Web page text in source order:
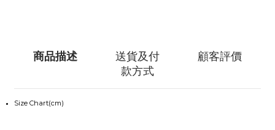
商品描述
送貨及付
款方式
顧客評價
Size Chart(cm)